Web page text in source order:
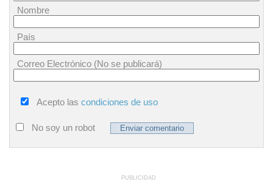
Nombre
País
Correo Electrónico (No se publicará)
Acepto las condiciones de uso
No soy un robot
PUBLICIDAD